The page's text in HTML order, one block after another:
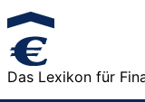
Das Lexikon für